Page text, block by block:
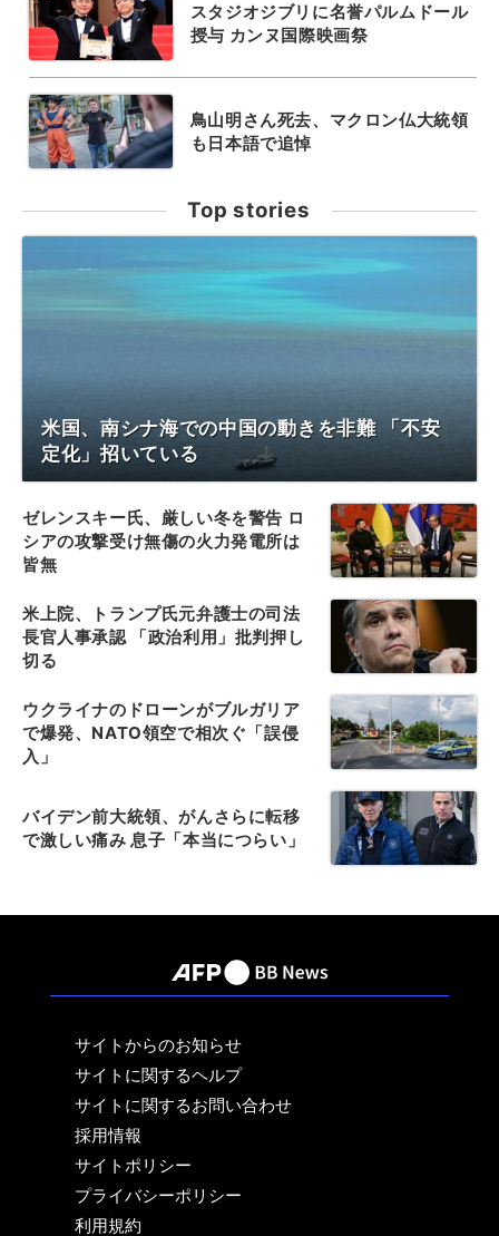
スタジオジブリに名誉パルムドール
授与 カンヌ国際映画祭
鳥山明さん死去、マクロン仏大統領
も日本語で追悼
Top stories
米国、南シナ海での中国の動きを非難 「不安
定化」招いている
ゼレンスキー氏、厳しい冬を警告 ロ
シアの攻撃受け無傷の火力発電所は
皆無
米上院、トランプ氏元弁護士の司法
長官人事承認 「政治利用」批判押し
切る
ウクライナのドローンがブルガリア
で爆発、NATO領空で相次ぐ「誤侵
入」
バイデン前大統領、がんさらに転移
で激しい痛み 息子「本当につらい」
サイトからのお知らせ
サイトに関するヘルプ
サイトに関するお問い合わせ
採用情報
サイトポリシー
プライバシーポリシー
利用規約